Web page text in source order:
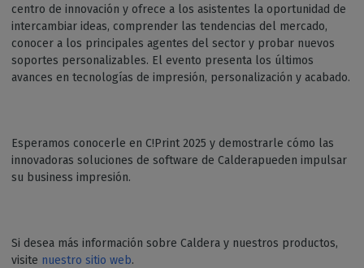
centro de innovación y ofrece a los asistentes la oportunidad de
intercambiar ideas, comprender las tendencias del mercado,
conocer a los principales agentes del sector y probar nuevos
soportes personalizables. El evento presenta los últimos
avances en tecnologías de impresión, personalización y acabado.
Esperamos conocerle en C!Print 2025 y demostrarle cómo las
innovadoras soluciones de software de Calderapueden impulsar
su business impresión.
Si desea más información sobre Caldera y nuestros productos,
visite nuestro sitio web.